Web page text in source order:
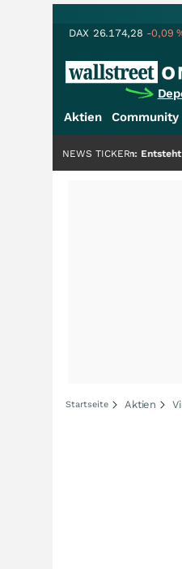
DAX 26.174,28 -0,09
Aktien Community
Erden: Entsteht hier die nächste
NEWS TICKER
Startseite Aktien